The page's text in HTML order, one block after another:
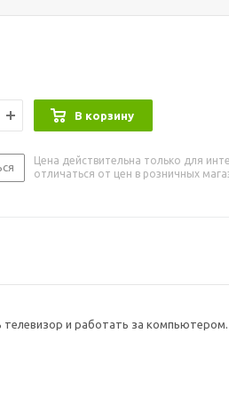
В корзину
Цена действительна только для
отличаться от цен в розничных
и работать за